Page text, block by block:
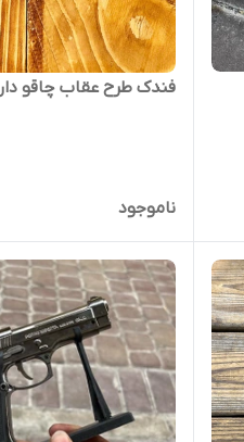
فندک طرح عقاب چاقو دار
ناموجود